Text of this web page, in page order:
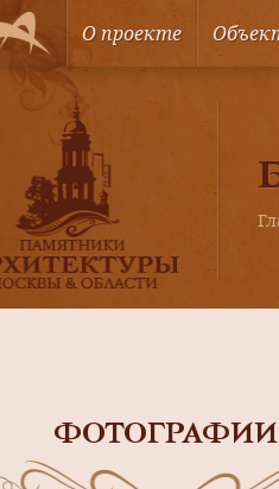
О проекте
ФОТОГРАФИИ